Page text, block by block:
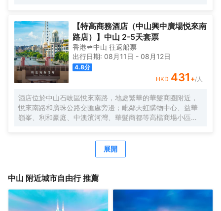
示屏多功能會議室，棋牌、浴足、餐廳、洗衣房等配套設
施，配有地下停車場，可提供住宿、宴會、會議、自助餐
飲、定製酒會訂組合服務項目，是閣下商務洽談、旅遊休
閒、出差的優質居所。
【特高商務酒店（中山興中廣場悦來南
路店）】中山 2-5天套票
香港 中山 往返船票
出行日期: 08月11日 - 08月12日
4.8分
HKD 431 +/人
酒店位於中山石岐區悅來南路，地處繁華的華髮商圈附近，
悅來南路和廣珠公路交匯處旁邊；毗鄰天虹購物中心、益華
嶺峯、利和豪庭、中澳濱河灣、華髮商都等高檔商場小區及
文西步行街、孫中山故居、詹園、金鐘湖公園等；酒店周邊
交通便利，京珠、東線、西線高速出入口約15分鐘車程，距
遊，休閒購物，親朋好友接待的上佳選擇。 酒店擁有逸緻客
傢俱展廳、商務中心、健身房、自助洗衣房、停車場等設
施；酒店所有區域WIFI全覆蓋，高速光纖寬帶免費使用。酒
展開
中山 附近城市自由行 推薦